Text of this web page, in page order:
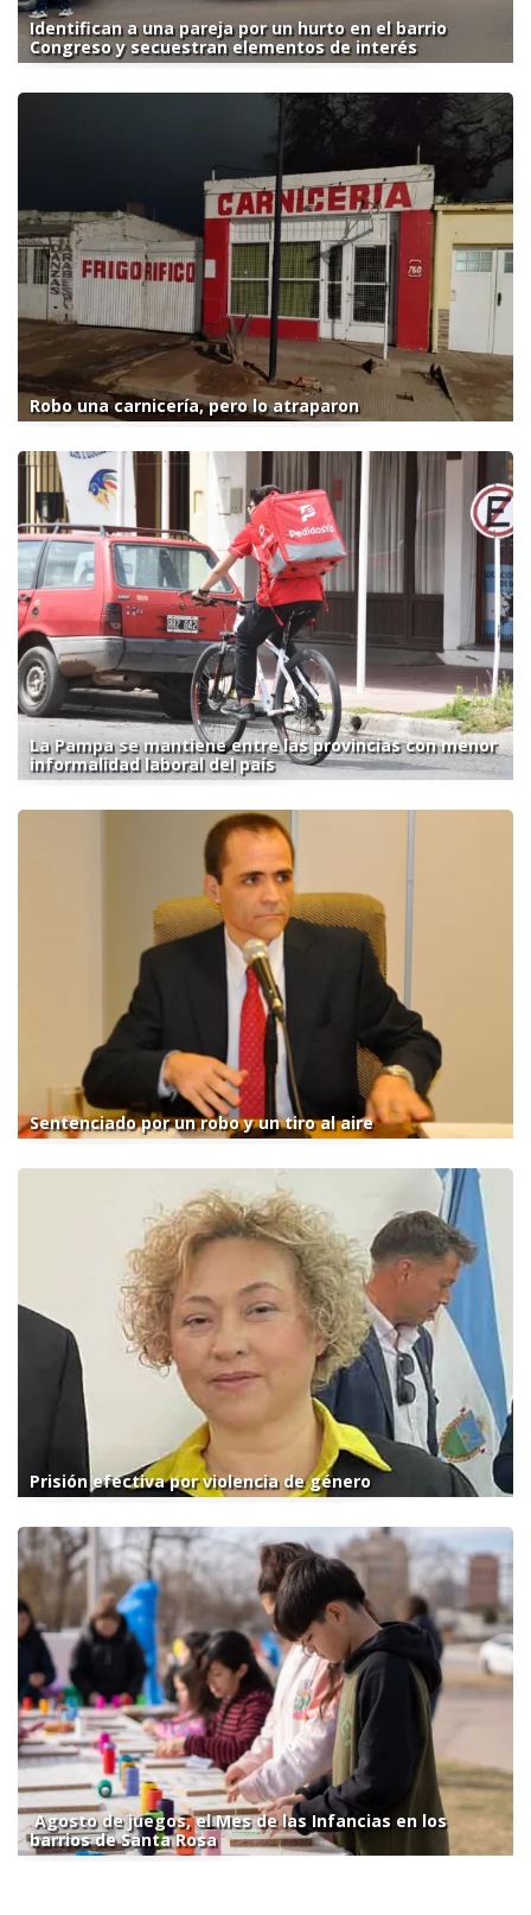
Identifican a una pareja por un hurto en el barrio
Congreso y secuestran elementos de interés
Robo una carnicería, pero lo atraparon
La Pampa se mantiene entre las provincias con menor
informalidad laboral del país
Sentenciado por un robo y un tiro al aire
Prisión efectiva por violencia de género
Agosto de juegos, el Mes de las Infancias en los
barrios de Santa Rosa